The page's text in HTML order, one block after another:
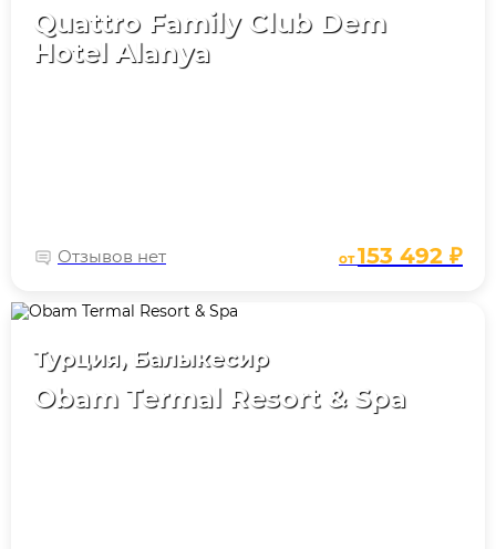
Quattro Family Club Dem
Hotel Alanya
Отзывов нет от153 492 ₽
Турция, Балыкесир
Obam Termal Resort & Spa